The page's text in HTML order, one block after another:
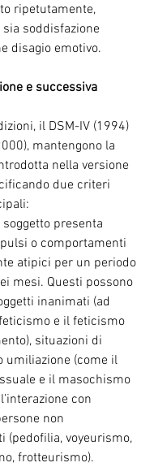
ripetutamente,
soddisfazione
disagio emotivo.
e successiva
il DSM-IV (1994)
mantengono la
nella versione
due criteri
soggetto presenta
o comportamenti
atipici per un periodo
mesi. Questi possono
inanimati (ad
e il feticismo
situazioni di
umiliazione (come il
e il masochismo
con
non
(pedofilia, voyeurismo,
frotteurismo).